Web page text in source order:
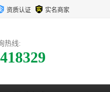
资质认证 实名商家
热线: